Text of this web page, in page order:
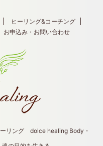
ヒーリング&コーチング
お申込み・お問い合わせ
リング dolce healing Body・